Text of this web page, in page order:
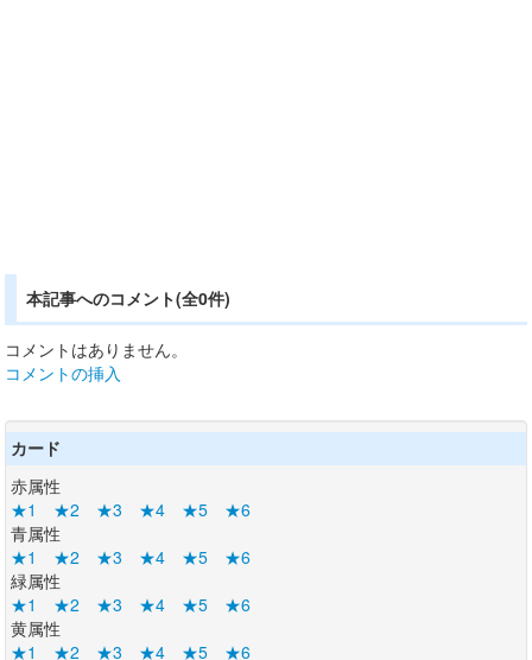
本記事へのコメント(全0件)
コメントはありません。
コメントの挿入
カード
赤属性
★1
★2 ★3 ★4 ★5
★6
青属性
★1
★2 ★3 ★4 ★5
★6
緑属性
★1
★2 ★3 ★4 ★5
★6
黄属性
★1
★2 ★3 ★4 ★5
★6